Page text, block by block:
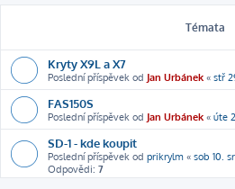
Témata
Kryty X9L a X7
Poslední příspěvek od Jan Urbánek « stř
FAS150S
Poslední příspěvek od Jan Urbánek « úte
SD-1 - kde koupit
Poslední příspěvek od prikrylm « sob 10.
Odpovědi: 7